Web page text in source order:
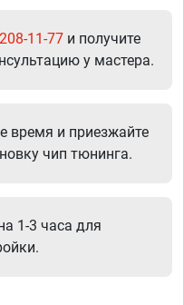
11-77 и получите
у мастера.
время и приезжайте
чип тюнинга.
1-3 часа для